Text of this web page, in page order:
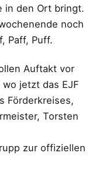
in den Ort bringt.
noch
Paff, Puff.
Auftakt vor
jetzt das EJF
Förderkreises,
Torsten
zur offiziellen